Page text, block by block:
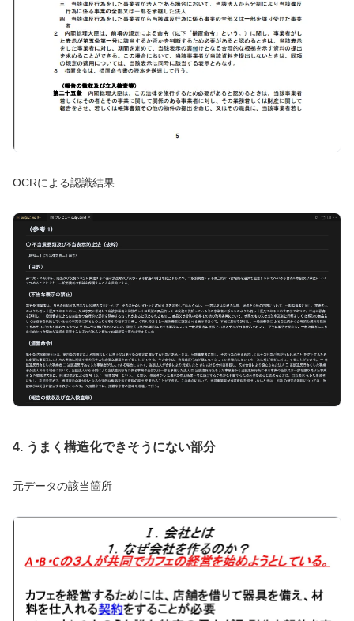
OCRによる認識結果
4. うまく構造化できそうにない部分
元データの該当箇所